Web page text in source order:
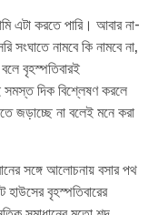
এটা করতে পারি। আবার না-
সংঘাতে নামবে কি নামবে না,
বৃহস্পতিবারই
সমস্ত দিক বিশ্লেষণ করলে
জড়াচ্ছে না বলেই মনে করা
সঙ্গে আলোচনায় বসার পথ
হাউসের বৃহস্পতিবারের